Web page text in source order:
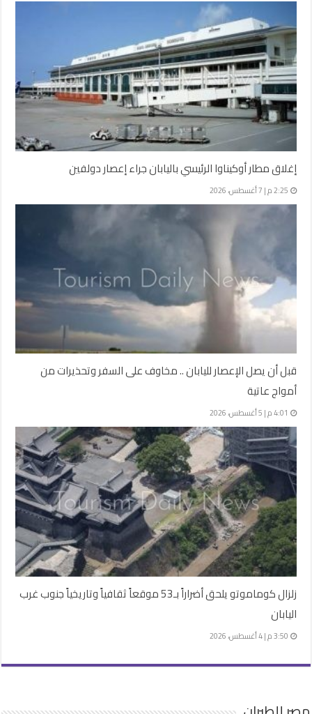
إغلاق مطار أوكيناوا الرئيسي باليابان جراء إعصار دولفين
2:25 م | 7 أغسطس، 2026
قبل أن يصل الإعصار لليابان .. مخاوف على السفر وتحذيرات من
أمواج عاتية
4:01 م | 5 أغسطس، 2026
زلزال كوماموتو يلحق أضراراً بـ53 موقعاً ثقافياً وتاريخياً جنوب غرب
اليابان
3:50 م | 4 أغسطس، 2026